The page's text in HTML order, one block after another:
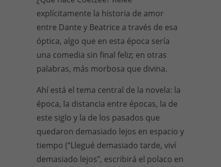
explícitamente la historia de amor
entre Dante y Beatrice a través de esa
óptica, algo que en esta época sería
una comedia sin final feliz; en otras
palabras, más morbosa que divina.
Ahí está el tema central de la novela: la
época, la distancia entre épocas, la de
este siglo y la de los pasados que
quedaron demasiado lejos en espacio y
tiempo (“Llegué demasiado tarde, viví
demasiado lejos”, escribirá el polaco en